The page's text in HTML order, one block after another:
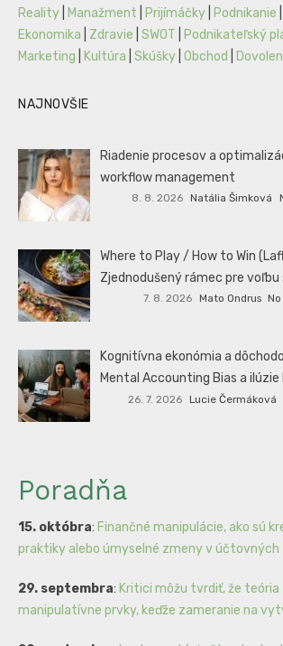
Reality
Manažment Prijímáčky Podnikanie
Ekonomika
Zdravie SWOT Podnikateľský
Marketing
Kultúra Skúšky Obchod
NAJNOVŠIE
Riadenie procesov a
workflow management
8. 8. 2026 Natália Šimková
Where to Play / How to Win
Zjednodušený rámec pre
7. 8. 2026 Mato Ondrus
Kognitívna ekonómia a
Mental Accounting Bias a
26. 7. 2026 Lucie Čermáková
Poradňa
15. októbra: Finančné manipulácie, ako sú
praktiky alebo úmyselné zmeny v účtovných
29. septembra: Kritici môžu tvrdiť, že teória
manipulatívne prvky, keďže zameranie na